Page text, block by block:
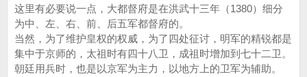
这里有必要说一点，大都督府是在洪武十三年（1380）细分
为中、左、右、前、后五军都督府的。
当然，为了维护皇权的权威，为了四处征讨，明军的精锐都是
集中于京师的，太祖时有四十八卫，成祖时增加到七十二卫。
朝廷用兵时，也是以京军为主力，以地方上的卫军为辅助。